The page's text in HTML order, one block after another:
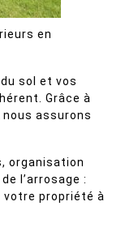
en
sol et vos
Grâce à
nous assurons
organisation
l’arrosage :
propriété à